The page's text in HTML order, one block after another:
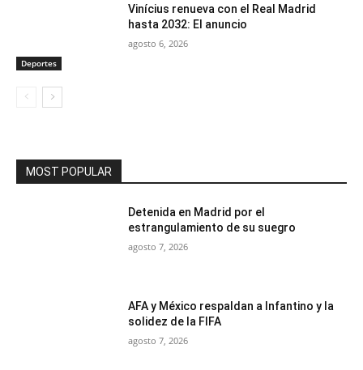
Deportes
Vinícius renueva con el Real Madrid
hasta 2032: El anuncio
agosto 6, 2026
MOST POPULAR
Detenida en Madrid por el
estrangulamiento de su suegro
agosto 7, 2026
AFA y México respaldan a Infantino y la
solidez de la FIFA
agosto 7, 2026